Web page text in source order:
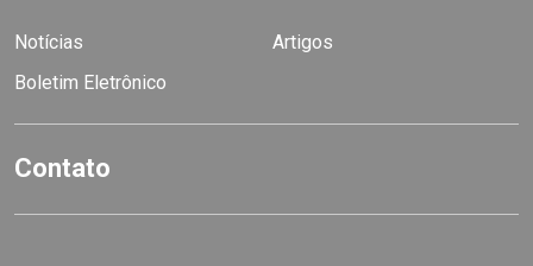
Notícias
Artigos
Boletim Eletrônico
Contato